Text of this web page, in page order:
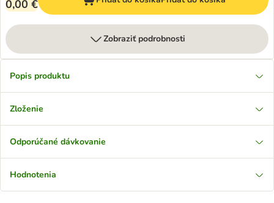
0,00 €
Zobraziť podrobnosti
Popis produktu
Zloženie
Odporúčané dávkovanie
Hodnotenia